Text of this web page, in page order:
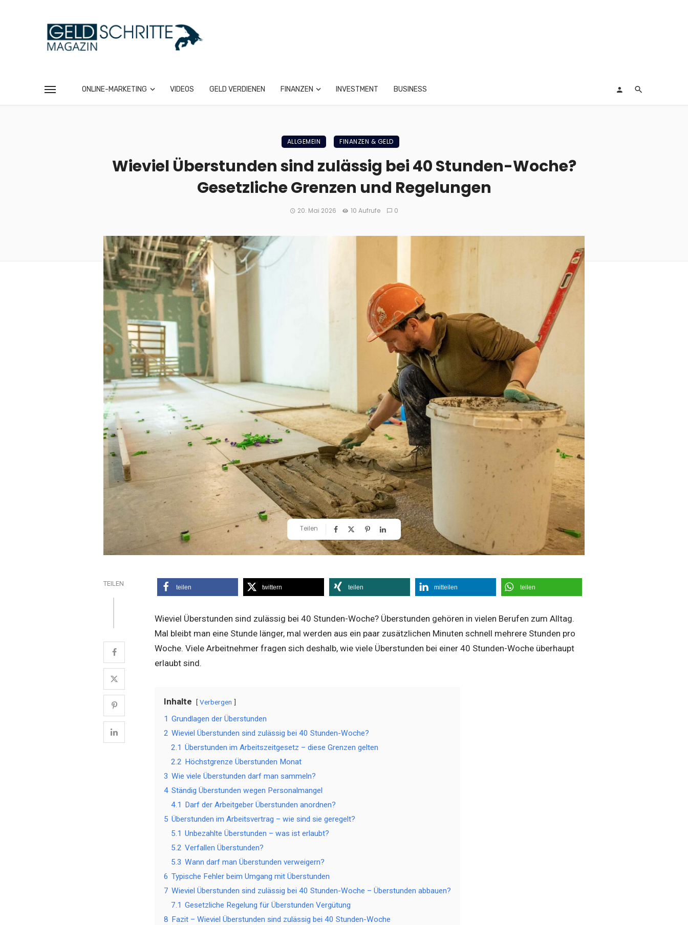
ONLINE-MARKETING VIDEOS GELD VERDIENEN FINANZEN INVESTMENT BUSINESS
ALLGEMEIN FINANZEN & GELD
Wieviel Überstunden sind zulässig bei 40 Stunden-Woche?
Gesetzliche Grenzen und Regelungen
20. Mai 2026 10 Aufrufe 0
Teilen
TEILEN teilen twittern teilen mitteilen teilen
Wieviel Überstunden sind zulässig bei 40 Stunden-Woche? Überstunden gehören in vielen Berufen zum Alltag.
Mal bleibt man eine Stunde länger, mal werden aus ein paar zusätzlichen Minuten schnell mehrere Stunden pro
Woche. Viele Arbeitnehmer fragen sich deshalb, wie viele Überstunden bei einer 40 Stunden-Woche überhaupt
erlaubt sind.
Inhalte Verbergen
1 Grundlagen der Überstunden
2 Wieviel Überstunden sind zulässig bei 40 Stunden-Woche?
2.1 Überstunden im Arbeitszeitgesetz – diese Grenzen gelten
2.2 Höchstgrenze Überstunden Monat
3 Wie viele Überstunden darf man sammeln?
4 Ständig Überstunden wegen Personalmangel
4.1 Darf der Arbeitgeber Überstunden anordnen?
5 Überstunden im Arbeitsvertrag – wie sind sie geregelt?
5.1 Unbezahlte Überstunden – was ist erlaubt?
5.2 Verfallen Überstunden?
5.3 Wann darf man Überstunden verweigern?
6 Typische Fehler beim Umgang mit Überstunden
7 Wieviel Überstunden sind zulässig bei 40 Stunden-Woche – Überstunden abbauen?
7.1 Gesetzliche Regelung für Überstunden Vergütung
8 Fazit – Wieviel Überstunden sind zulässig bei 40 Stunden-Woche